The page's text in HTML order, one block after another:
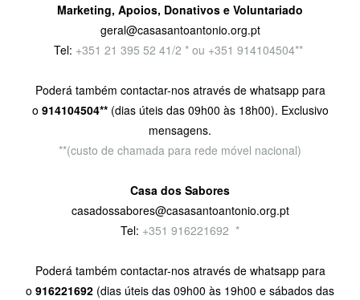
Marketing, Apoios, Donativos e Voluntariado
geral@casasantoantonio.org.pt
Tel: +351 21 395 52 41/2 * ou +351 914104504**
Poderá também contactar-nos através de whatsapp para
o 914104504** (dias úteis das 09h00 às 18h00). Exclusivo
mensagens.
**(custo de chamada para rede móvel nacional)
Casa dos Sabores
casadossabores@casasantoantonio.org.pt
Tel: +351 916221692 *
Poderá também contactar-nos através de whatsapp para
o 916221692 (dias úteis das 09h00 às 19h00 e sábados das